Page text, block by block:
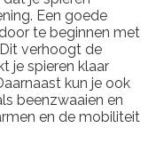
Een goede
te beginnen met
verhoogt de
je spieren klaar
kun je ook
beenzwaaien en
en de mobiliteit